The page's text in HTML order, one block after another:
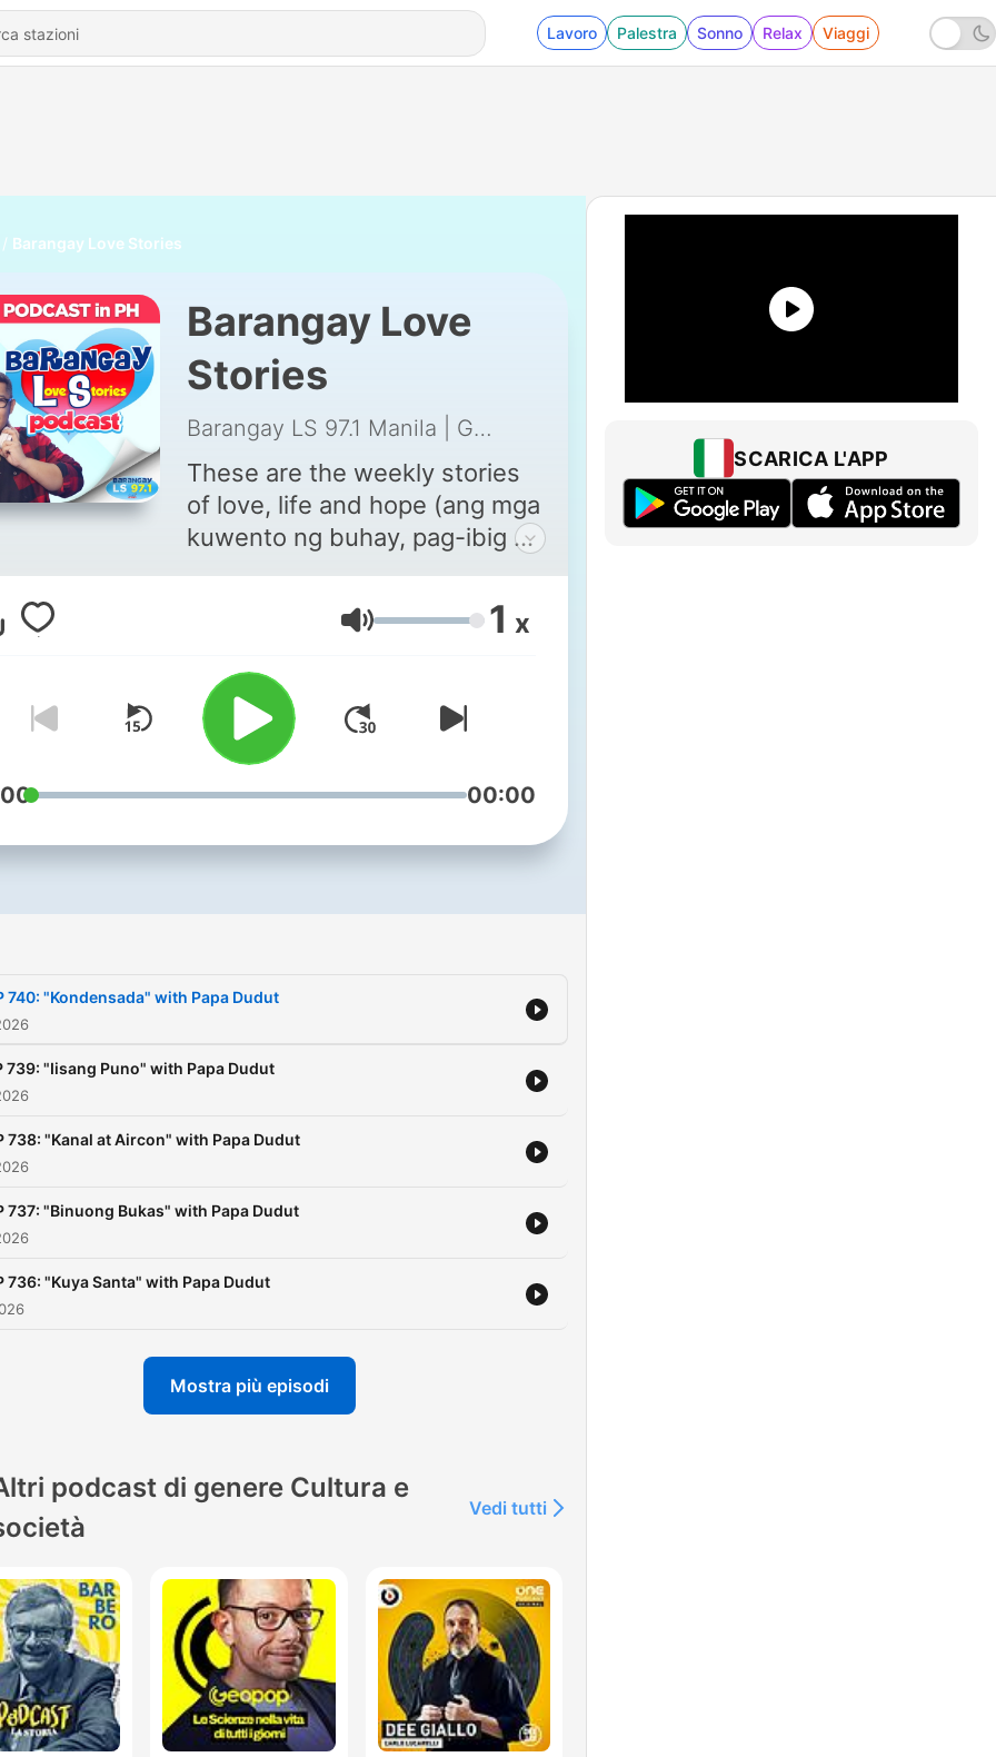
Lavoro Palestra Sonno Relax Viaggi
Barangay Love Stories
Barangay Love
Stories
Barangay LS 97.1 Manila | GMA Network Inc.
These are the weekly stories
of love, life and hope (ang mga
kuwento ng buhay, pag-ibig at
pag-asa) from the listeners of
Barangay LS 97.1 FM. Listen to
Papa Dudut as he reads the
letters of our 'Kabarangays'
heartfelt experiences. The
dramatization will bring you
closer in feeling the joy, pain
and everything in between of
much ka dito. Thank you for
1 in the Philippines.
Volume 1 x
00:00
740: "Kondensada" with Papa Dudut
739: "Iisang Puno" with Papa Dudut
738: "Kanal at Aircon" with Papa Dudut
737: "Binuong Bukas" with Papa Dudut
736: "Kuya Santa" with Papa Dudut
Mostra più episodi
podcast di genere Cultura e
Vedi tutti
SCARICA L'APP